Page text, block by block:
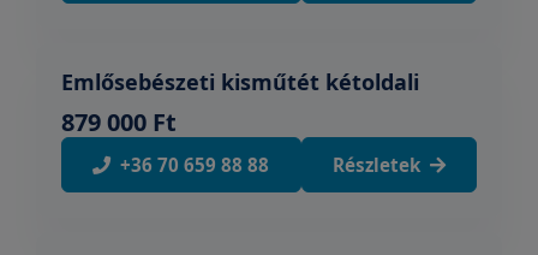
Emlősebészeti kisműtét kétoldali
879 000 Ft
+36 70 659 88 88 Részletek